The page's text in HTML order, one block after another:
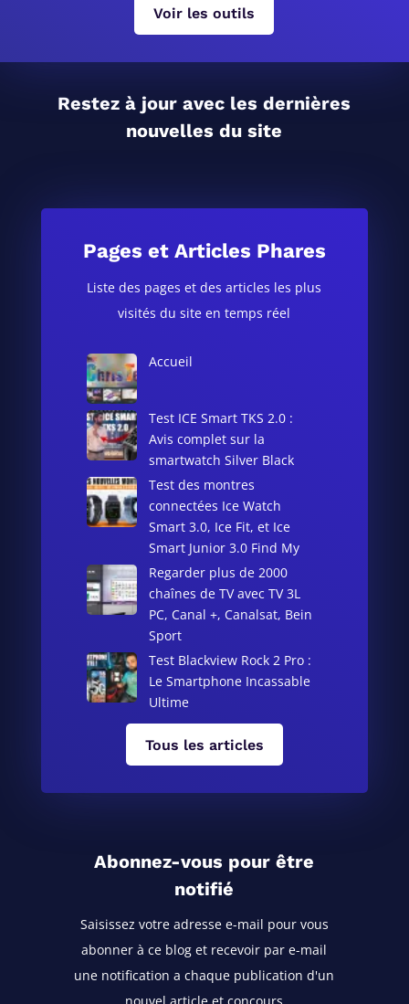
Voir les outils
Restez à jour avec les dernières
nouvelles du site
Pages et Articles Phares
Liste des pages et des articles les plus
visités du site en temps réel
Accueil
Test ICE Smart TKS 2.0 :
Avis complet sur la
smartwatch Silver Black
Test des montres
connectées Ice Watch
Smart 3.0, Ice Fit, et Ice
Smart Junior 3.0 Find My
Regarder plus de 2000
chaînes de TV avec TV 3L
PC, Canal +, Canalsat, Bein
Sport
Test Blackview Rock 2 Pro :
Le Smartphone Incassable
Ultime
Tous les articles
Abonnez-vous pour être
notifié
Saisissez votre adresse e-mail pour vous
abonner à ce blog et recevoir par e-mail
une notification a chaque publication d'un